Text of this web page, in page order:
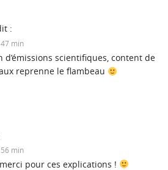
:
min
d’émissions scientifiques, content de
reprenne le flambeau
min
pour ces explications !